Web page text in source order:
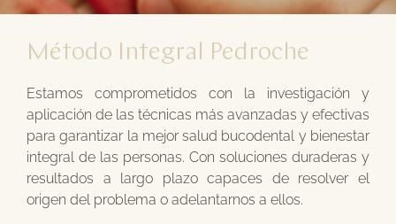
Método Integral Pedroche
Estamos comprometidos con la investigación y
aplicación de las técnicas más avanzadas y efectivas
para garantizar la mejor salud bucodental y bienestar
integral de las personas. Con soluciones duraderas y
resultados a largo plazo capaces de resolver el
origen del problema o adelantarnos a ellos.